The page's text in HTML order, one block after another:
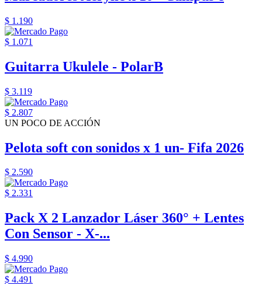
$ 1.190
$ 1.071
Guitarra Ukulele - PolarB
$ 3.119
$ 2.807
UN POCO DE ACCIÓN
Pelota soft con sonidos x 1 un- Fifa 2026
$ 2.590
$ 2.331
Pack X 2 Lanzador Láser 360° + Lentes
Con Sensor - X-...
$ 4.990
$ 4.491